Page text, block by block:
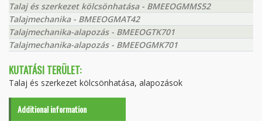
Talaj és szerkezet kölcsönhatása - BMEEOGMMS52
Talajmechanika - BMEEOGMAT42
Talajmechanika-alapozás - BMEEOGTK701
Talajmechanika-alapozás - BMEEOGMK701
KUTATÁSI TERÜLET:
Talaj és szerkezet kölcsönhatása, alapozások
Additional information